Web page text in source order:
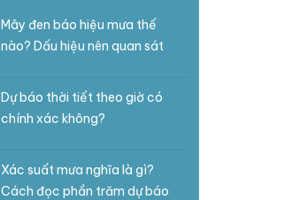
Mây đen báo hiệu mưa thế
nào? Dấu hiệu nên quan sát
Dự báo thời tiết theo giờ có
chính xác không?
Xác suất mưa nghĩa là gì?
Cách đọc phần trăm dự báo